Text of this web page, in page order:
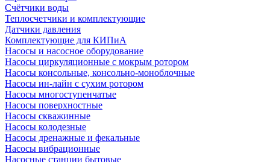
Счётчики воды
Теплосчетчики и комплектующие
Датчики давления
Комплектующие для КИПиА
Насосы и насосное оборудование
Насосы циркуляционные с мокрым ротором
Насосы консольные, консольно-моноблочные
Насосы ин-лайн с сухим ротором
Насосы многоступенчатые
Насосы поверхностные
Насосы скважинные
Насосы колодезные
Насосы дренажные и фекальные
Насосы вибрационные
Насосные станции бытовые